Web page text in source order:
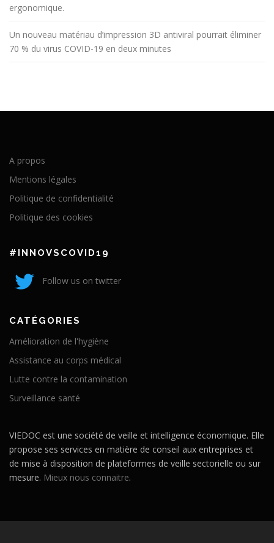
ergonomique.
Un nouveau matériau d’impression 3D antiviral pourrait éliminer
70 % du virus COVID-19 en deux minutes
A propos
Mentions légales
Politique de confidentialité
Politique des cookies
#INNOVSCOVID19
Follow us on twitter
CATÉGORIES
Amélioration de l'hygiène
Assistance au corps médical
Lutte contre la contamination
Surveillance santé
VIEDOC est une société de veille et intelligence économique. Elle
propose ses services en matière de conseil aux entreprises et
de mise à disposition de plateformes de veille sectorielle ou sur
mesure. Mieux nous connaitre.